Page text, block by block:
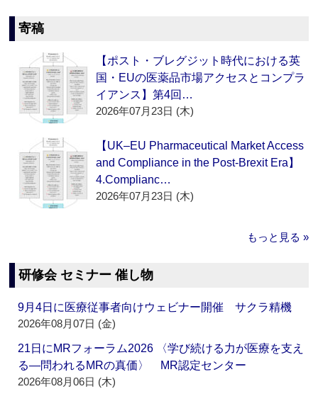
寄稿
【ポスト・ブレグジット時代における英
国・EUの医薬品市場アクセスとコンプラ
イアンス】第4回…
2026年07月23日 (木)
【UK–EU Pharmaceutical Market Access
and Compliance in the Post-Brexit Era】
4.Complianc…
2026年07月23日 (木)
もっと見る »
研修会 セミナー 催し物
9月4日に医療従事者向けウェビナー開催 サクラ精機
2026年08月07日 (金)
21日にMRフォーラム2026 〈学び続ける力が医療を支え
る―問われるMRの真価〉 MR認定センター
2026年08月06日 (木)